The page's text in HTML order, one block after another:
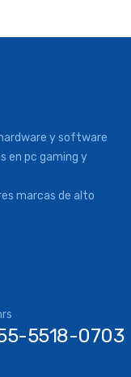
y software
en pc gaming y
marcas de alto
5518-0703